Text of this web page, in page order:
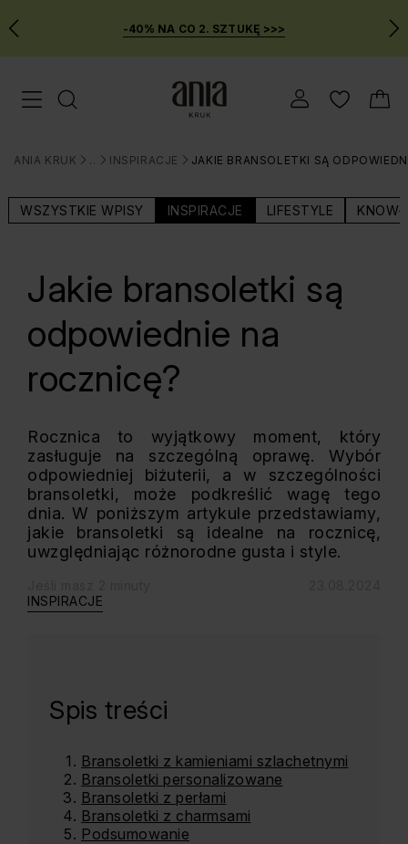
Przejdź
do
MENU
-40% NA CO 2. SZTUKĘ >>>
Menu mobilne
ANIA KRUK
>
BLOG
>
INSPIRACJE
>
JAKIE BRANSOLETKI SĄ
WSZYSTKIE WPISY INSPIRACJE LIFESTYLE KNOW-
Jakie bransoletki są
odpowiednie na
rocznicę?
Rocznica to wyjątkowy moment, który
zasługuje na szczególną oprawę. Wybór
odpowiedniej biżuterii, a w szczególności
bransoletki, może podkreślić wagę tego
dnia. W poniższym artykule przedstawiamy,
jakie bransoletki są idealne na rocznicę,
uwzględniając różnorodne gusta i style.
INSPIRACJE
Spis treści
Bransoletki z kamieniami szlachetnymi
Bransoletki personalizowane
Bransoletki z perłami
Bransoletki z charmsami
Podsumowanie